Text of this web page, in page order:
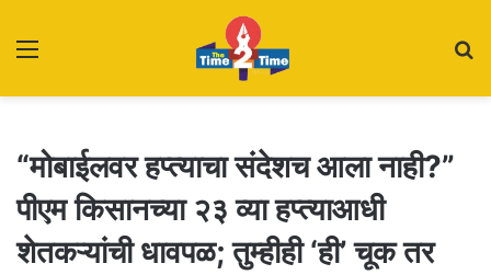
“मोबाईलवर हप्त्याचा संदेशच आला नाही?”
पीएम किसानच्या २३ व्या हप्त्याआधी
शेतकऱ्यांची धावपळ; तुम्हीही ‘ही’ चूक तर